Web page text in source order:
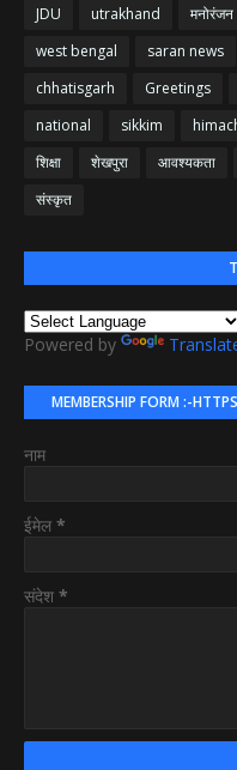
JDU
utrakhand मनोरंजन
west bengal
saran news
chhatisgarh
Greetings
national
sikkim
शिक्षा
शेखपुरा आवश्यकता
संस्कृत
Powered by
MEMBERSHIP FORM :-
नाम
ईमेल *
संदेश *